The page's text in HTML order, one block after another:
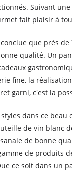
Suivant
fait plaisir à
que près
qualité. Un
fine, la
garni, c'est la
dans ce
de vin blanc
de bonne
de produits
ce soit dans un